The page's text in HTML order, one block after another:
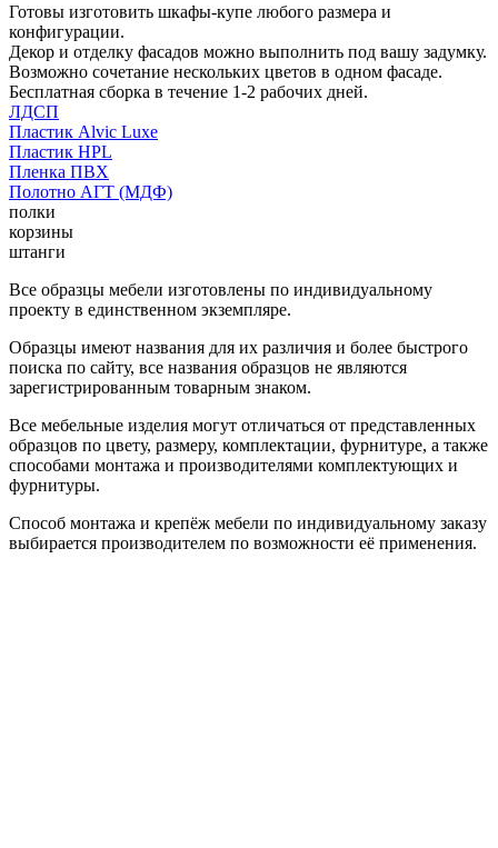
Готовы изготовить шкафы-купе любого размера и
конфигурации.
Декор и отделку фасадов можно выполнить под вашу задумку.
Возможно сочетание нескольких цветов в одном фасаде.
Бесплатная сборка в течение 1-2 рабочих дней.
ЛДСП
Пластик Alvic Luxe
Пластик HPL
Пленка ПВХ
Полотно АГТ (МДФ)
полки
корзины
штанги
Все образцы мебели изготовлены по индивидуальному
проекту в единственном экземпляре.
Образцы имеют названия для их различия и более быстрого
поиска по сайту, все названия образцов не являются
зарегистрированным товарным знаком.
Все мебельные изделия могут отличаться от представленных
образцов по цвету, размеру, комплектации, фурнитуре, а также
способами монтажа и производителями комплектующих и
фурнитуры.
Способ монтажа и крепёж мебели по индивидуальному заказу
выбирается производителем по возможности её применения.